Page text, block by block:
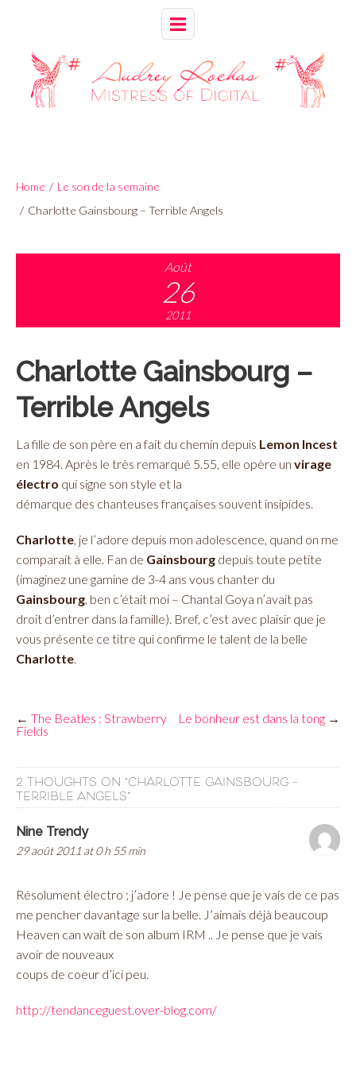
Home / Le son de la semaine
/ Charlotte Gainsbourg – Terrible Angels
Août
26
2011
Charlotte Gainsbourg –
Terrible Angels
La fille de son père en a fait du chemin depuis Lemon Incest
en 1984. Après le très remarqué 5.55, elle opère un virage
électro qui signe son style et la
démarque des chanteuses françaises souvent insipides.
Charlotte , je l’adore depuis mon adolescence, quand on me
comparait à elle. Fan de Gainsbourg depuis toute petite
(imaginez une gamine de 3-4 ans vous chanter du
Gainsbourg , ben c’était moi – Chantal Goya n’avait pas
droit d’entrer dans la famille). Bref, c’est avec plaisir que je
vous présente ce titre qui confirme le talent de la belle
Charlotte
Le bonheur est dans la tong →
← The Beatles : Strawberry
Fields
2 THOUGHTS ON “CHARLOTTE GAINSBOURG –
TERRIBLE ANGELS”
Nine Trendy
29 août 2011 at 0 h 55 min
Résolument électro ; j’adore ! Je pense que je vais de ce pas
me pencher davantage sur la belle. J’aimais déjà beaucoup
Heaven can wait de son album IRM .. Je pense que je vais
avoir de nouveaux
coups de coeur d’ici peu.
http://tendanceguest.over-blog.com/